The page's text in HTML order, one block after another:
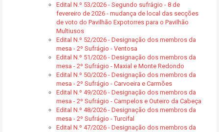
Edital N.º 53/2026 - Segundo sufrágio - 8 de
fevereiro de 2026 - mudança de local das secções
de voto do Pavilhão Expotorres para o Pavilhão
Multiusos
Edital N.º 52/2026 - Designação dos membros da
mesa - 2º Sufrágio - Ventosa
Edital N.º 51/2026 - Designação dos membros da
mesa - 2º Sufrágio - Maxial e Monte Redondo
Edital N.º 50/2026 - Designação dos membros da
mesa - 2º Sufrágio - Carvoeira e Carmões
Edital N.º 49/2026 - Designação dos membros da
mesa - 2º Sufrágio - Campelos e Outeiro da Cabeça
Edital N.º 48/2026 - Designação dos membros da
mesa - 2º Sufrágio - Turcifal
Edital N.º 47/2026 - Designação dos membros da